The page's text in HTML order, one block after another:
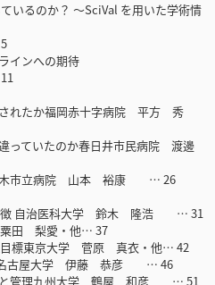
るのか？ ～SciVal を用いた学術情
インへの期待
されたか福岡赤十字病院 平方 秀
っていたのか春日井市民病院 渡邊
厚木市立病院 山本 裕康 … 26
特徴 自治医科大学 鈴木 隆浩 … 31
粟田 梨愛・他… 37
目標東京大学 菅原 真衣・他… 42
標名古屋大学 伊藤 恭彦 … 46
と管理九州大学 鶴屋 和彦 … 51